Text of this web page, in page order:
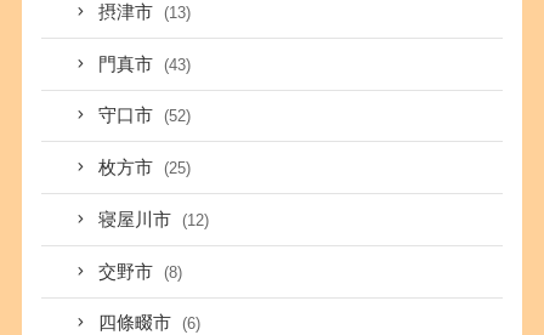
摂津市 (13)
門真市 (43)
守口市 (52)
枚方市 (25)
寝屋川市 (12)
交野市 (8)
四條畷市 (6)